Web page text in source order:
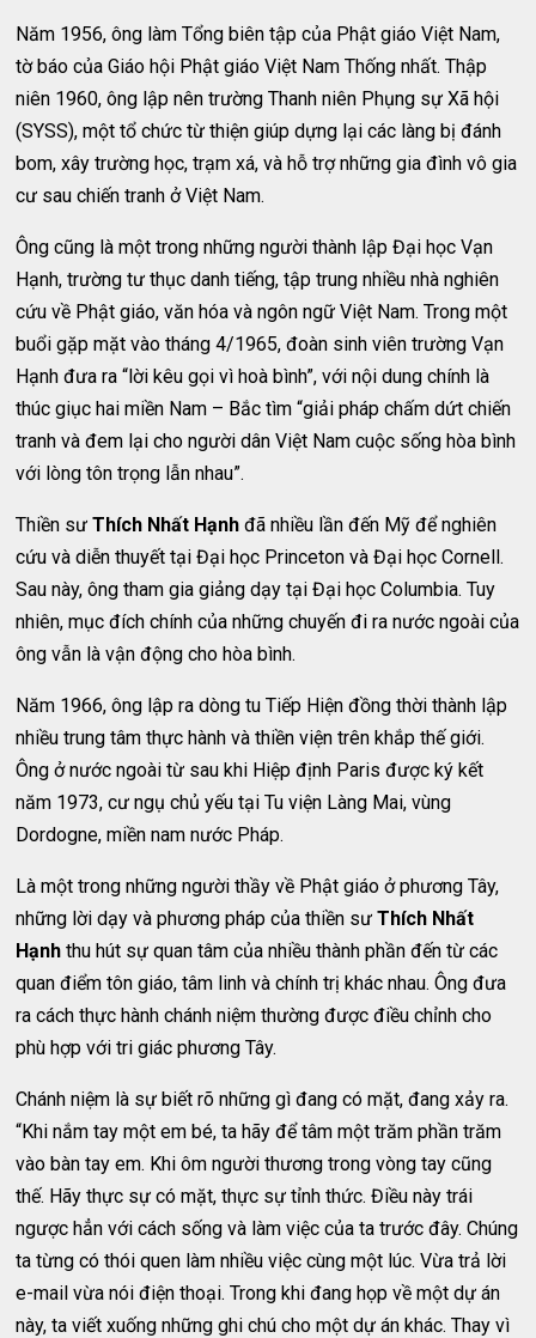
Năm 1956, ông làm Tổng biên tập của Phật giáo Việt Nam,
tờ báo của Giáo hội Phật giáo Việt Nam Thống nhất. Thập
niên 1960, ông lập nên trường Thanh niên Phụng sự Xã hội
(SYSS), một tổ chức từ thiện giúp dựng lại các làng bị đánh
bom, xây trường học, trạm xá, và hỗ trợ những gia đình vô gia
cư sau chiến tranh ở Việt Nam.
Ông cũng là một trong những người thành lập Đại học Vạn
Hạnh, trường tư thục danh tiếng, tập trung nhiều nhà nghiên
cứu về Phật giáo, văn hóa và ngôn ngữ Việt Nam. Trong một
buổi gặp mặt vào tháng 4/1965, đoàn sinh viên trường Vạn
Hạnh đưa ra “lời kêu gọi vì hoà bình”, với nội dung chính là
thúc giục hai miền Nam – Bắc tìm “giải pháp chấm dứt chiến
tranh và đem lại cho người dân Việt Nam cuộc sống hòa bình
với lòng tôn trọng lẫn nhau”.
Thiền sưThích Nhất Hạnh đã nhiều lần đến Mỹ để nghiên
cứu và diễn thuyết tại Đại học Princeton và Đại học Cornell.
Sau này, ông tham gia giảng dạy tại Đại học Columbia. Tuy
nhiên, mục đích chính của những chuyến đi ra nước ngoài của
ông vẫn là vận động cho hòa bình.
Năm 1966, ông lập ra dòng tu Tiếp Hiện đồng thời thành lập
nhiều trung tâm thực hành và thiền viện trên khắp thế giới.
Ông ở nước ngoài từ sau khi Hiệp định Paris được ký kết
năm 1973, cư ngụ chủ yếu tại Tu viện Làng Mai, vùng
Dordogne, miền nam nước Pháp.
Là một trong những người thầy về Phật giáo ở phương Tây,
những lời dạy và phương pháp của thiền sưThích Nhất
Hạnh thu hút sự quan tâm của nhiều thành phần đến từ các
quan điểm tôn giáo, tâm linh và chính trị khác nhau. Ông đưa
ra cách thực hành chánh niệm thường được điều chỉnh cho
phù hợp với tri giác phương Tây.
Chánh niệm là sự biết rõ những gì đang có mặt, đang xảy ra.
“Khi nắm tay một em bé, ta hãy để tâm một trăm phần trăm
vào bàn tay em. Khi ôm người thương trong vòng tay cũng
thế. Hãy thực sự có mặt, thực sự tỉnh thức. Điều này trái
ngược hẳn với cách sống và làm việc của ta trước đây. Chúng
ta từng có thói quen làm nhiều việc cùng một lúc. Vừa trả lời
e-mail vừa nói điện thoại. Trong khi đang họp về một dự án
này, ta viết xuống những ghi chú cho một dự án khác. Thay vì